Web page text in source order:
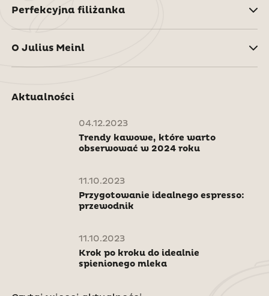
Perfekcyjna filiżanka
O Julius Meinl
Aktualności
04.12.2023
Trendy kawowe, które warto
obserwować w 2024 roku
11.10.2023
Przygotowanie idealnego espresso:
przewodnik
11.10.2023
Krok po kroku do idealnie
spienionego mleka